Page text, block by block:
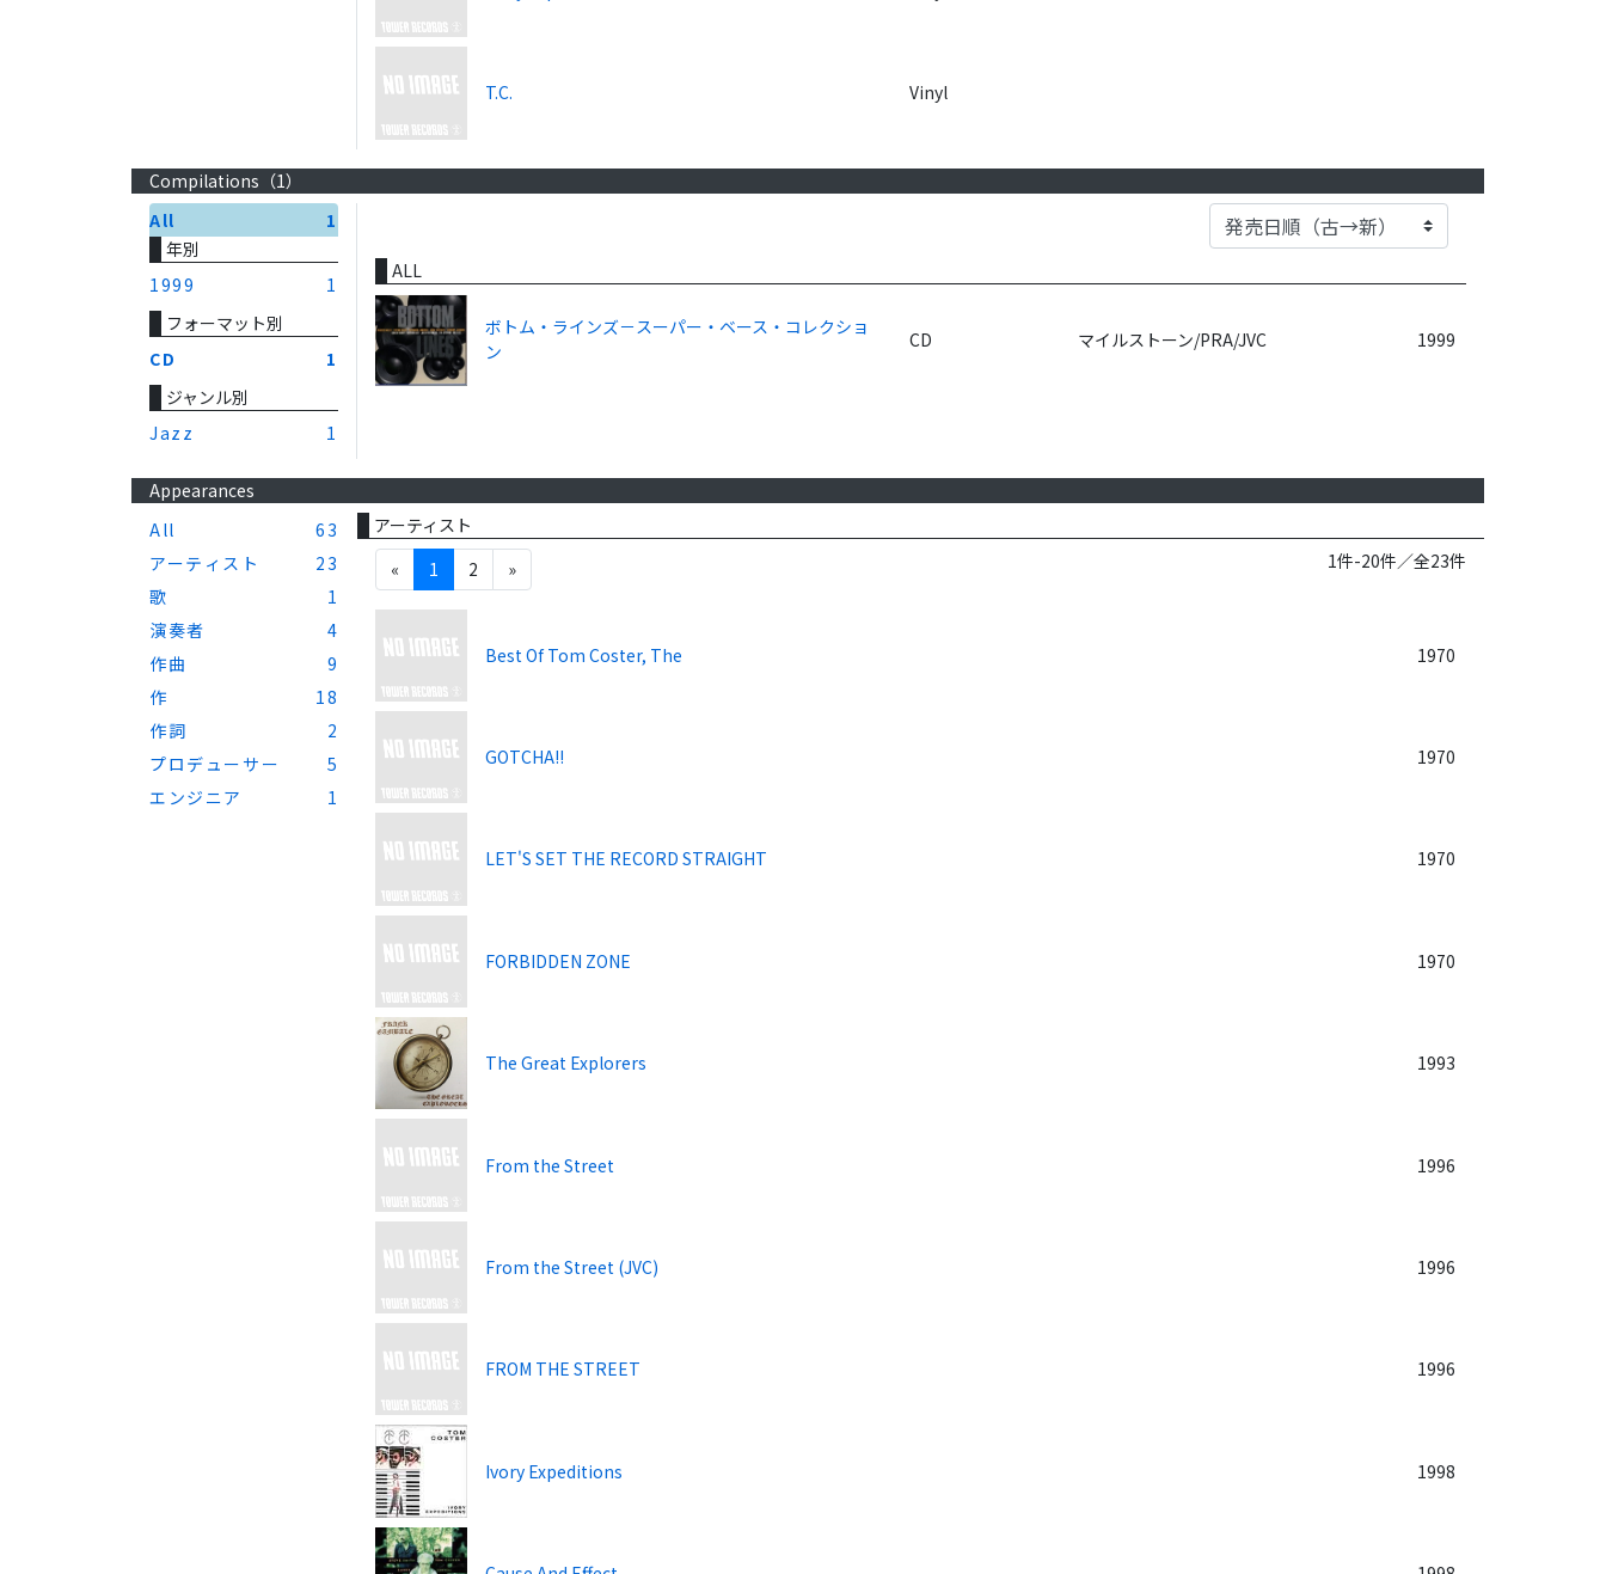
T.C. Vinyl
Compilations（1）
All
1
年別
1999
1
フォーマット別
CD
1
ジャンル別
Jazz
1
ALL
ボトム・ラインズ－スーパー・ベース・コレクショ
ン
CD マイルストーン/PRA/JVC 1999
Appearances
All
63
アーティスト
23
歌
1
演奏者
4
作曲
9
作
18
作詞
2
プロデューサー
5
エンジニア
1
アーティスト
«
1 2 » 1件-20件／全23件
Best Of Tom Coster, The 1970
GOTCHA!! 1970
LET'S SET THE RECORD STRAIGHT 1970
FORBIDDEN ZONE 1970
The Great Explorers 1993
From the Street 1996
From the Street (JVC) 1996
FROM THE STREET 1996
Ivory Expeditions 1998